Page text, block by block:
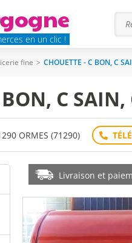
en un clic !
fine > CHOUETTE - C BON, C
C
ORMES (71290)
Livraison et